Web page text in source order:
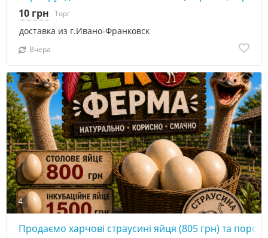
доставка из г.Ивано-Франковск
10 грн Торг
Вчера
4
Продаємо харчові страусині яйця (805 грн) та